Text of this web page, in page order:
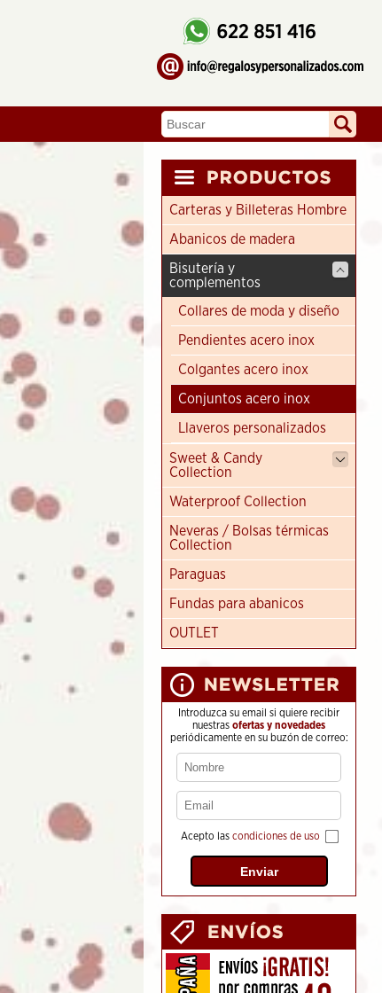
Carteras y Billeteras Hombre
Abanicos de madera
Bisutería y
complementos
Collares de moda y diseño
Pendientes acero inox
Colgantes acero inox
Conjuntos acero inox
Llaveros personalizados
Sweet & Candy
Collection
Waterproof Collection
Neveras / Bolsas térmicas
Collection
Paraguas
Fundas para abanicos
OUTLET
Introduzca su email si quiere recibir
nuestras ofertas y novedades
periódicamente en su buzón de correo:
Acepto las condiciones de uso